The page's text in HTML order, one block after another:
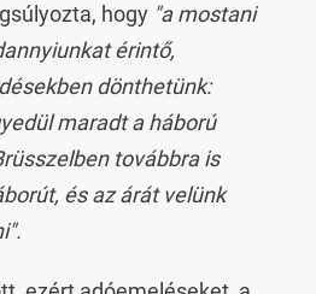
hogy "a mostani
érintő,
dönthetünk:
maradt a háború
továbbra is
és az árát velünk